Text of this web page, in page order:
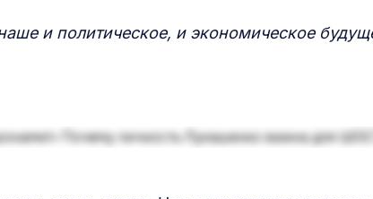
и политическое, и экономическое